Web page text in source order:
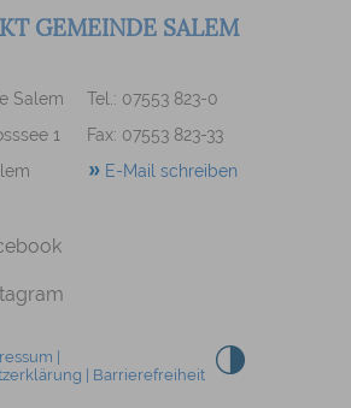
GEMEINDE SALEM
Salem
Tel.: 07553 823-0
1
Fax: 07553 823-33
E-Mail schreiben
Barrierefreiheit